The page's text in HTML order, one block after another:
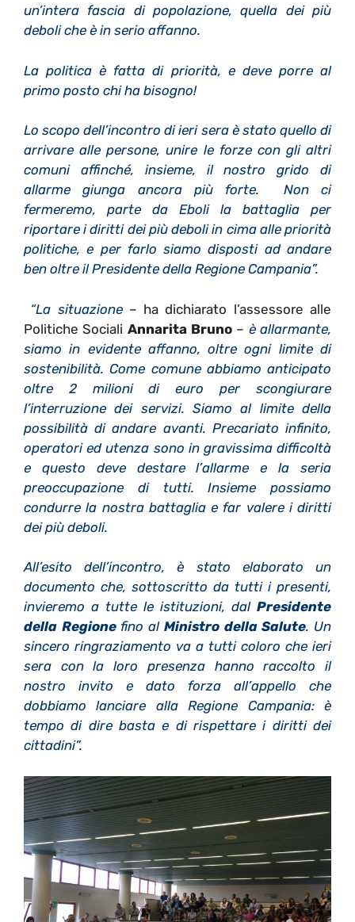
un’intera fascia di popolazione, quella dei più
deboli che è in serio affanno.
La politica è fatta di priorità, e deve porre al
primo posto chi ha bisogno!
Lo scopo dell’incontro di ieri sera è stato quello di
arrivare alle persone, unire le forze con gli altri
comuni affinché, insieme, il nostro grido di
allarme giunga ancora più forte. Non ci
fermeremo, parte da Eboli la battaglia per
riportare i diritti dei più deboli in cima alle priorità
politiche, e per farlo siamo disposti ad andare
ben oltre il Presidente della Regione Campania”.
“La situazione– ha dichiarato l’assessore alle
Politiche Sociali Annarita Bruno – è allarmante,
siamo in evidente affanno, oltre ogni limite di
sostenibilità. Come comune abbiamo anticipato
oltre 2 milioni di euro per scongiurare
l’interruzione dei servizi. Siamo al limite della
possibilità di andare avanti. Precariato infinito,
operatori ed utenza sono in gravissima difficoltà
e questo deve destare l’allarme e la seria
preoccupazione di tutti. Insieme possiamo
condurre la nostra battaglia e far valere i diritti
dei più deboli.
All’esito dell’incontro, è stato elaborato un
documento che, sottoscritto da tutti i presenti,
invieremo a tutte le istituzioni, dal Presidente
della Regionefino al Ministro della Salute. Un
sincero ringraziamento va a tutti coloro che ieri
sera con la loro presenza hanno raccolto il
nostro invito e dato forza all’appello che
dobbiamo lanciare alla Regione Campania: è
tempo di dire basta e di rispettare i diritti dei
cittadini”.